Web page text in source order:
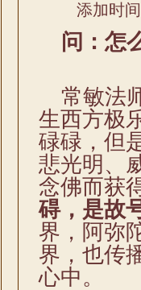
添加时
问：怎
常敏法
生西方极
碌碌，但
悲光明、
念佛而获
碍，是故
界，阿弥
界，也传
心中。